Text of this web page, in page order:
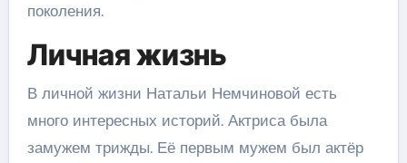
поколения.
Личная жизнь
В личной жизни Натальи Немчиновой есть
много интересных историй. Актриса была
замужем трижды. Её первым мужем был актёр